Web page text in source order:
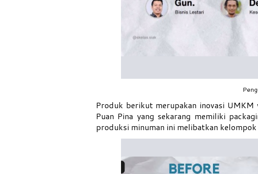
Produk berikut merupakan inovasi UMKM
Puan Pina yang sekarang memiliki
produksi minuman ini melibatkan